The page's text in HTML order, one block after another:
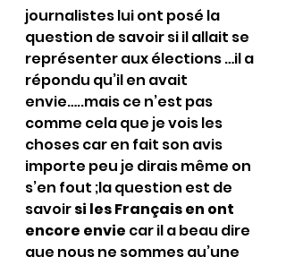
journalistes lui ont posé la
question de savoir si il allait se
représenter aux élections …il a
répondu qu’il en avait
envie…..mais ce n’est pas
comme cela que je vois les
choses car en fait son avis
importe peu je dirais même on
s’en fout ;la question est de
savoir si les Français en ont
encore envie car il a beau dire
que nous ne sommes qu’une